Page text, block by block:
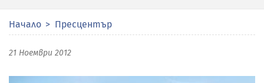
Начало Пресцентър
21 Ноември 2012